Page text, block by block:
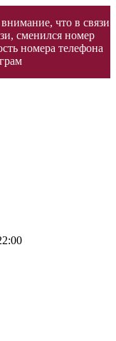
что в связи
сменился номер
номера телефона